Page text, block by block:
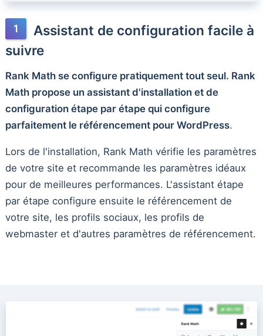
Assistant de configuration facile à
suivre
Rank Math se configure pratiquement tout seul. Rank
Math propose un assistant d'installation et de
configuration étape par étape qui configure
parfaitement le référencement pour WordPress.
Lors de l'installation, Rank Math vérifie les paramètres
de votre site et recommande les paramètres idéaux
pour de meilleures performances. L'assistant étape
par étape configure ensuite le référencement de
votre site, les profils sociaux, les profils de
webmaster et d'autres paramètres de référencement.